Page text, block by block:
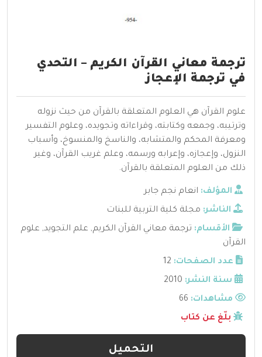
ترجمة معاني القرآن الكريم – التحدي
في ترجمة الإعجاز
علوم القرآن هي العلوم المتعلقة بالقرآن من حيث نزوله
وترتيبه، وجمعه وكتابته، وقراءاته وتجويده، وعلوم التفسير
ومعرفة المحكم والمتشابه، والناسخ والمنسوخ، وأسباب
النزول، وإعجازه، وإعرابه ورسمه، وعلم غريب القرآن، وغير
ذلك من العلوم المتعلقة بالقرآن.
المؤلف: انعام نجم جابر
الناشر: مجلة كلية التربية للبنات
الأقسام: ترجمة معاني القرآن الكريم, علم التجويد, علوم
القرآن
عدد الصفحات: 12
سنة النشر: 2010
مشاهدات:
بلّغ عن كتاب
التحميل